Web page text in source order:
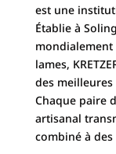
est une
Établie à
lames,
des
Chaque paire
artisanal
combiné à